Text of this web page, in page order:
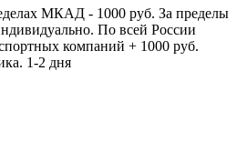
МКАД - 1000 руб. За пределы
По всей России
компаний + 1000 руб.
1-2 дня